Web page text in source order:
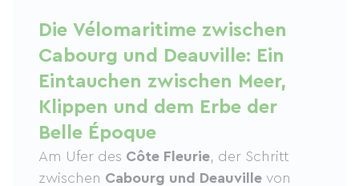
Die Vélomaritime zwischen
Cabourg und Deauville: Ein
Eintauchen zwischen Meer,
Klippen und dem Erbe der
Belle Époque
Am Ufer des Côte Fleurie, der Schritt
zwischen Cabourg und Deauville von